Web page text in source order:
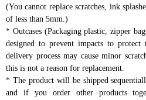
(You cannot replace scratches, ink
of less than 5mm.)
* Outcases (Packaging plastic, zipper
designed to prevent impacts to protect
delivery process may cause minor
this is not a reason for replacement.
* The product will be shipped
and if you order other products